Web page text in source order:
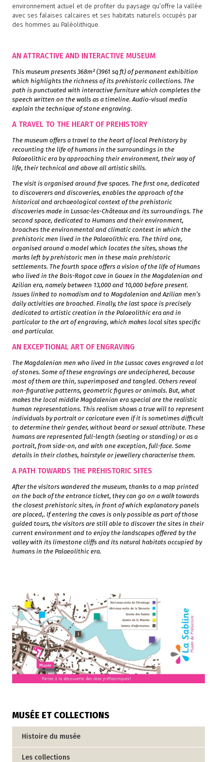
environnement actuel et de profiter du paysage qu’offre la vallée
avec ses falaises calcaires et ses habitats naturels occupés par
des hommes au Paléolithique.
AN ATTRACTIVE AND INTERACTIVE MUSEUM
This museum presents 368m² (3961 sq ft) of permanent exhibition
which highlights the richness of its prehistoric collections. The
path is punctuated with interactive furniture which completes the
speech written on the walls as a timeline. Audio-visual media
explain the technique of stone engraving.
A TRAVEL TO THE HEART OF PREHISTORY
The museum offers a travel to the heart of local Prehistory by
recounting the life of humans in the surroundings in the
Palaeolithic era by approaching their environment, their way of
life, their technical and above all artistic skills.
The visit is organised around five spaces. The first one, dedicated
to discoverers and discoveries, enables the approach of the
historical and archaeological context of the prehistoric
discoveries made in Lussac-les-Châteaux and its surroundings. The
second space, dedicated to Humans and their environment,
broaches the environmental and climatic context in which the
prehistoric men lived in the Palaeolithic era. The third one,
organised around a model which locates the sites, shows the
marks left by prehistoric men in these main prehistoric
settlements. The fourth space offers a vision of the life of Humans
who lived in the Bois-Ragot cave in Gouex in the Magdalenian and
Azilian era, namely between 13,000 and 10,000 before present.
Issues linked to nomadism and to Magdalenian and Azilian men’s
daily activities are broached. Finally, the last space is precisely
dedicated to artistic creation in the Palaeolithic era and in
particular to the art of engraving, which makes local sites specific
and particular.
AN EXCEPTIONAL ART OF ENGRAVING
The Magdalenian men who lived in the Lussac caves engraved a lot
of stones. Some of these engravings are undeciphered, because
most of them are thin, superimposed and tangled. Others reveal
non-figurative patterns, geometric figures or animals. But, what
makes the local middle Magdalenian era special are the realistic
human representations. This realism shows a true will to represent
individuals by portrait or caricature even if it is sometimes difficult
to determine their gender, without beard or sexual attribute. These
humans are represented full-length (seating or standing) or as a
portrait, from side-on, and with one exception, full-face. Some
details in their clothes, hairstyle or jewellery characterise them.
A PATH TOWARDS THE PREHISTORIC SITES
After the visitors wandered the museum, thanks to a map printed
on the back of the entrance ticket, they can go on a walk towards
the closest prehistoric sites, in front of which explanatory panels
are placed,. If entering the caves is only possible as part of those
guided tours, the visitors are still able to discover the sites in their
current environment and to enjoy the landscapes offered by the
valley with its limestone cliffs and its natural habitats occupied by
humans in the Palaeolithic era.
MUSÉE ET COLLECTIONS
Histoire du musée
Les collections